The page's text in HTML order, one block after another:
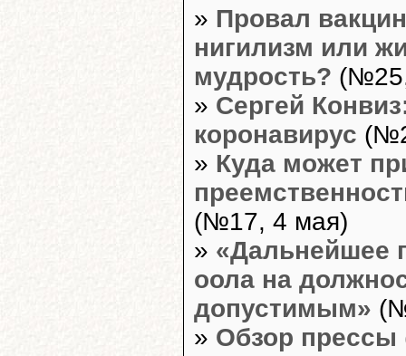
» Провал
нигилизм или
мудрость?
» Сергей
коронавирус
» Куда может
(№17, 4 мая)
» «Дальнейшее
оола на
допустимым»
» Обзор прессы